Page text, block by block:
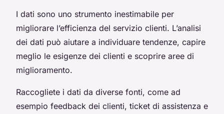
I dati sono uno strumento inestimabile per
migliorare l’efficienza del servizio clienti. L’analisi
dei dati può aiutare a individuare tendenze, capire
meglio le esigenze dei clienti e scoprire aree di
miglioramento.
Raccogliete i dati da diverse fonti, come ad
esempio feedback dei clienti, ticket di assistenza e